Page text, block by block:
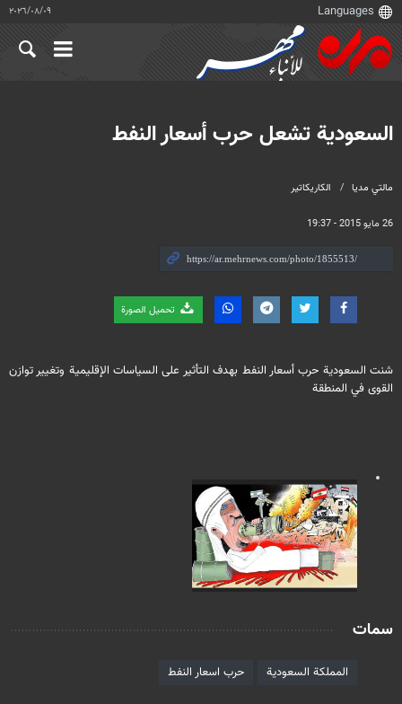
٠٩‏/٠٨‏/٢٠٢٦
مالتي مدیا الكاريكاتير
26 مايو 2015 - 19:37
تحميل الصورة
السعودية تشعل حرب أسعار النفط
شنت السعودية حرب أسعار النفط بهدف التأثير على السياسات الإقليمية وتغيير توازن
القوى في المنطقة
سمات
المملكة السعودية حرب اسعار النفط